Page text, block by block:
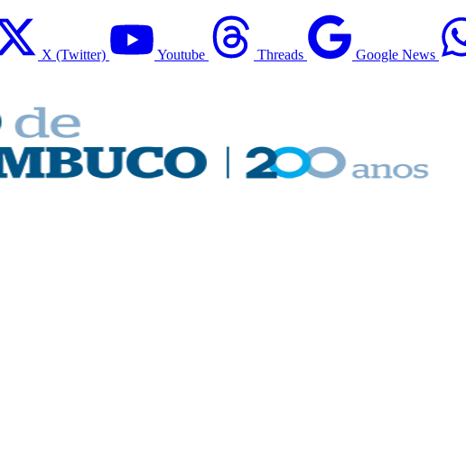
X (Twitter) Youtube Threads Google News